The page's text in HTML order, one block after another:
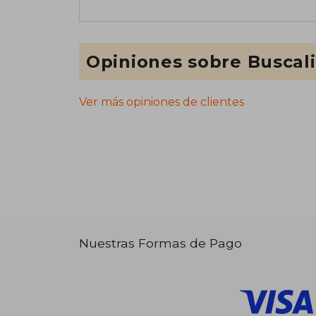
Opiniones sobre
Ver más opiniones de clientes
Nuestras Formas de Pago